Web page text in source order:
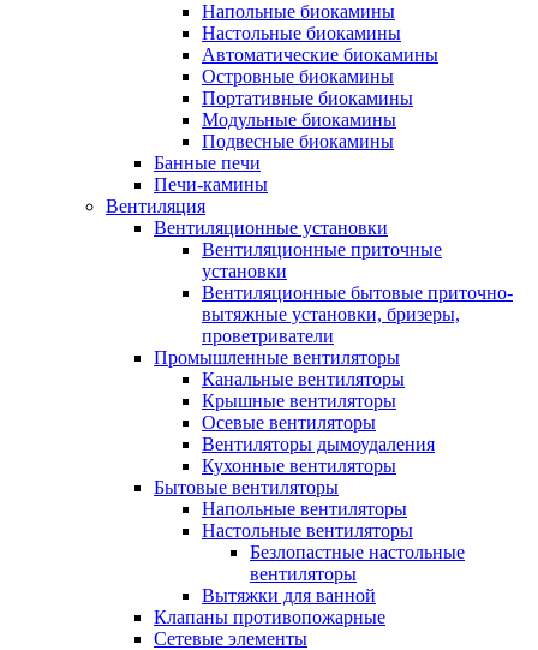
Напольные биокамины
Настольные биокамины
Автоматические биокамины
Островные биокамины
Портативные биокамины
Модульные биокамины
Подвесные биокамины
Банные печи
Печи-камины
Вентиляция
Вентиляционные установки
Вентиляционные приточные
установки
Вентиляционные бытовые приточно-
вытяжные установки, бризеры,
проветриватели
Промышленные вентиляторы
Канальные вентиляторы
Крышные вентиляторы
Осевые вентиляторы
Вентиляторы дымоудаления
Кухонные вентиляторы
Бытовые вентиляторы
Напольные вентиляторы
Настольные вентиляторы
Безлопастные настольные
вентиляторы
Вытяжки для ванной
Клапаны противопожарные
Сетевые элементы